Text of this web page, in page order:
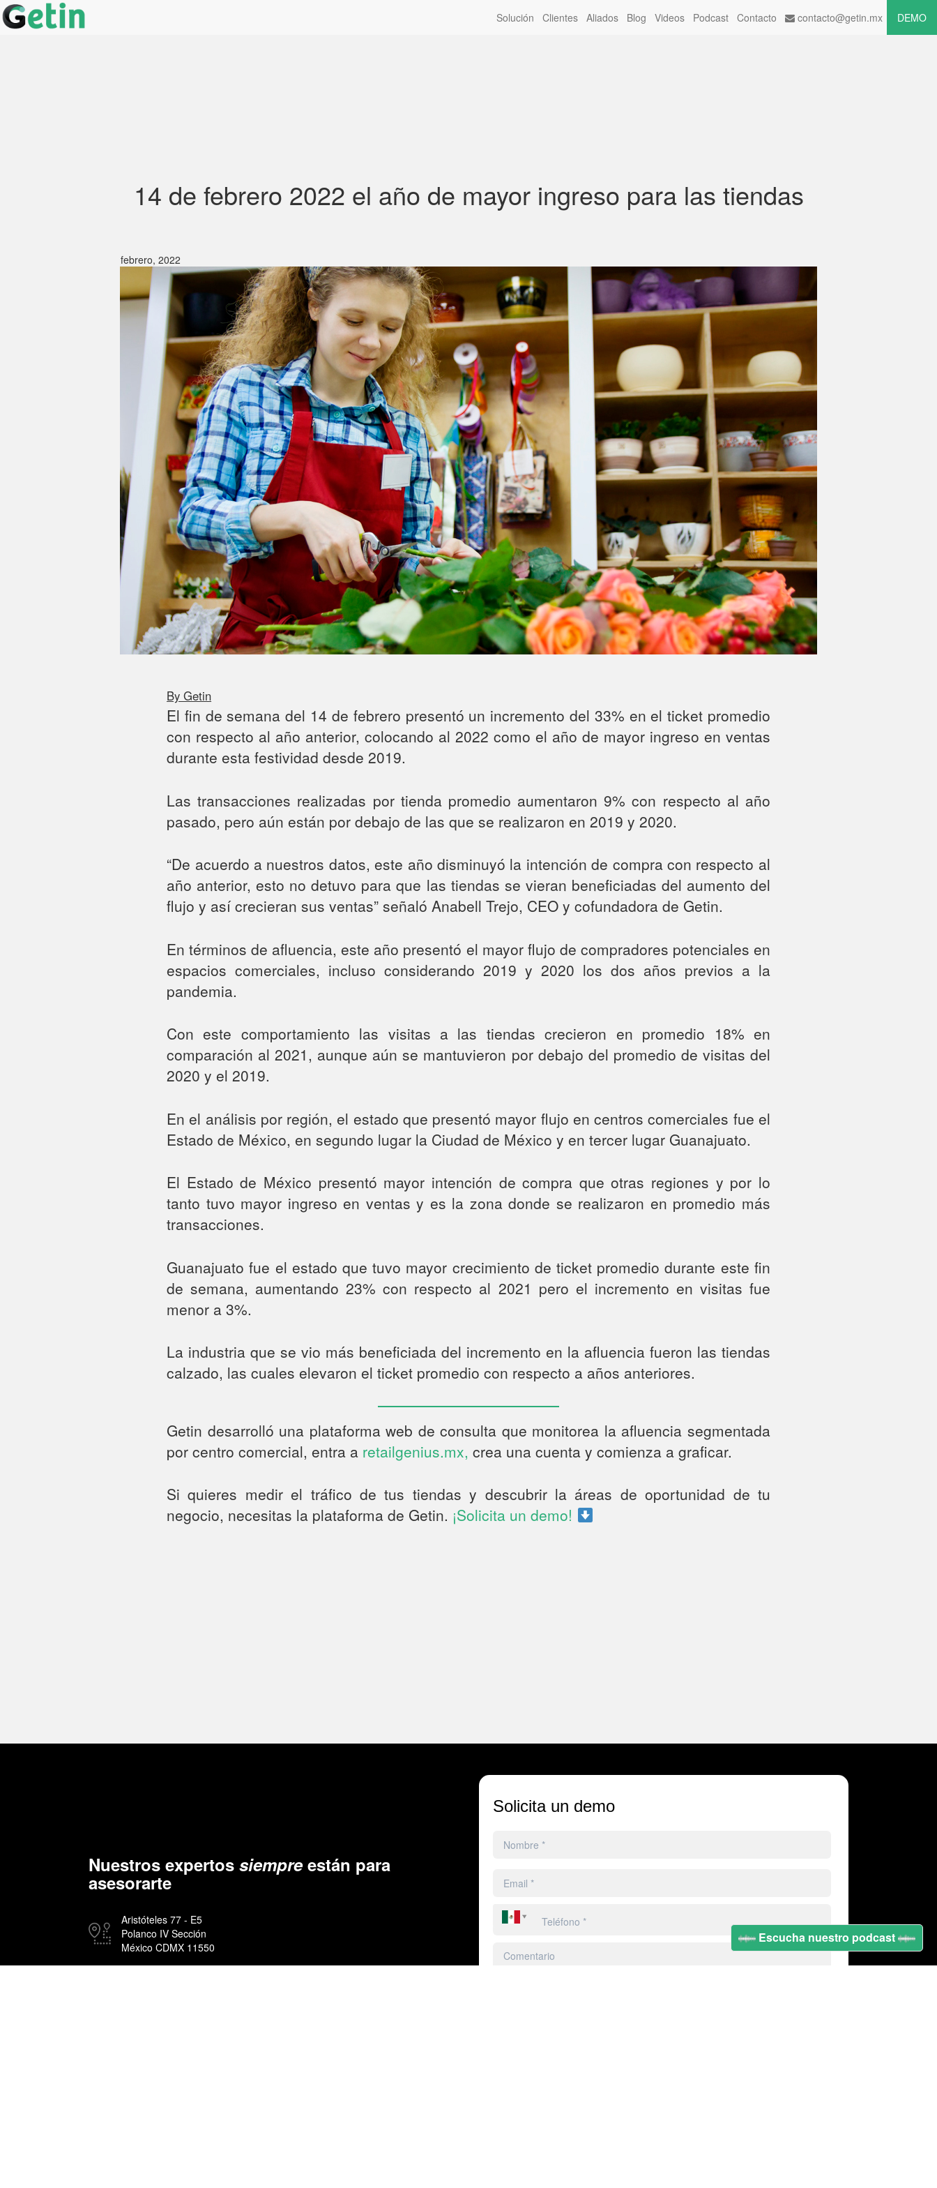
Solución Clientes Aliados Blog Videos Podcast Contacto contacto@getin.mx DEMO
14 de febrero 2022 el año de mayor ingreso para las tiendas
febrero, 2022
By Getin
El fin de semana del 14 de febrero presentó un incremento del 33% en el ticket promedio
con respecto al año anterior, colocando al 2022 como el año de mayor ingreso en ventas
durante esta festividad desde 2019.
Las transacciones realizadas por tienda promedio aumentaron 9% con respecto al año
pasado, pero aún están por debajo de las que se realizaron en 2019 y 2020.
“De acuerdo a nuestros datos, este año disminuyó la intención de compra con respecto al
año anterior, esto no detuvo para que las tiendas se vieran beneficiadas del aumento del
flujo y así crecieran sus ventas” señaló Anabell Trejo, CEO y cofundadora de Getin.
En términos de afluencia, este año presentó el mayor flujo de compradores potenciales en
espacios comerciales, incluso considerando 2019 y 2020 los dos años previos a la
pandemia.
Con este comportamiento las visitas a las tiendas crecieron en promedio 18% en
comparación al 2021, aunque aún se mantuvieron por debajo del promedio de visitas del
2020 y el 2019.
En el análisis por región, el estado que presentó mayor flujo en centros comerciales fue el
Estado de México, en segundo lugar la Ciudad de México y en tercer lugar Guanajuato.
El Estado de México presentó mayor intención de compra que otras regiones y por lo
tanto tuvo mayor ingreso en ventas y es la zona donde se realizaron en promedio más
transacciones.
Guanajuato fue el estado que tuvo mayor crecimiento de ticket promedio durante este fin
de semana, aumentando 23% con respecto al 2021 pero el incremento en visitas fue
menor a 3%.
La industria que se vio más beneficiada del incremento en la afluencia fueron las tiendas
calzado, las cuales elevaron el ticket promedio con respecto a años anteriores.
Getin desarrolló una plataforma web de consulta que monitorea la afluencia segmentada
por centro comercial, entra a retailgenius.mx, crea una cuenta y comienza a graficar.
Si quieres medir el tráfico de tus tiendas y descubrir la áreas de oportunidad de tu
negocio, necesitas la plataforma de Getin. ¡Solicita un demo!
Nuestros expertos siempreestán para
asesorarte
Aristóteles 77 - E5
Polanco IV Sección
México CDMX 11550
Solicita un demo
Escucha nuestro podcast